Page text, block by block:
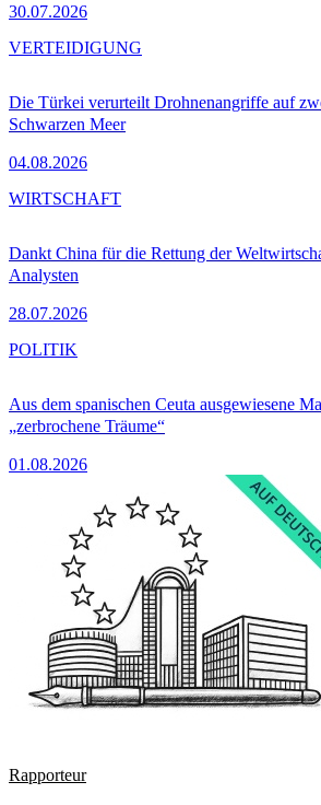
30.07.2026
Die Türkei verurteilt Drohnenangriffe auf
Schwarzen Meer
04.08.2026
VERTEIDIGUNG
Dankt China für die Rettung der
Analysten
28.07.2026
WIRTSCHAFT
Aus dem spanischen Ceuta ausgewiesene
„zerbrochene Träume“
01.08.2026
POLITIK
Rapporteur